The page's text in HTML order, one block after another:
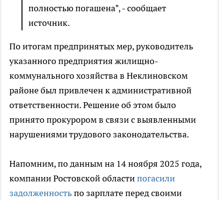
полностью погашена", - сообщает
источник.
По итогам предпринятых мер, руководитель
указанного предприятия жилищно-
коммунального хозяйства в Неклиновском
районе был привлечен к административной
ответственности. Решение об этом было
принято прокурором в связи с выявленными
нарушениями трудового законодательства.
Напомним, по данным на 14 ноября 2025 года,
компании Ростовской областипогасили
задолженностьпо зарплате перед своими